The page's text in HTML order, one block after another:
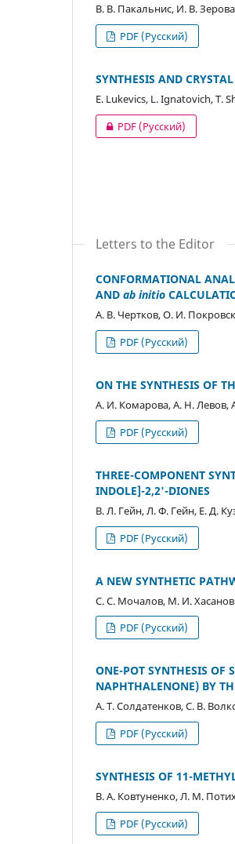
В. В. Пакальнис, И. В.
PDF (Русский)
SYNTHESIS AND
E. Lukevics, L. Ignatovich, T.
PDF (Русский)
Letters to the Editor
CONFORMATIONAL
AND ab initio
А. В. Чертков, О. И.
PDF (Русский)
ON THE SYNTHESIS OF
А. И. Комарова, А. Н. Левов,
PDF (Русский)
THREE-COMPONENT
INDOLE]-2,2'-DIONES
В. Л. Гейн, Л. Ф. Гейн, Е. Д.
PDF (Русский)
A NEW SYNTHETIC
С. С. Мочалов, М. И. Хасанов
PDF (Русский)
ONE-POT SYNTHESIS OF
NAPHTHALENONE) BY
А. Т. Солдатенков, С. В.
PDF (Русский)
SYNTHESIS OF 11-
В. А. Ковтуненко, Л. М.
PDF (Русский)